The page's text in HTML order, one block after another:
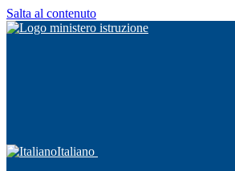
Salta al contenuto
Italiano